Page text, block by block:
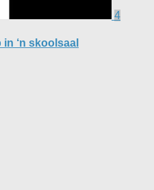
4
‘n skoolsaal